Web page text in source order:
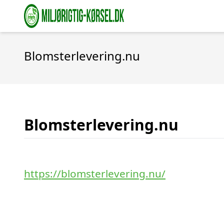
Blomsterlevering.nu
Blomsterlevering.nu
https://blomsterlevering.nu/